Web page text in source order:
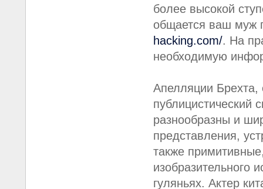
более высокой
общается ваш муж
hacking.com/. На
необходимую
Апелляции Брехта,
публицистический
разнообразны и
представления,
также
изобразительного
гуляньях. Актер